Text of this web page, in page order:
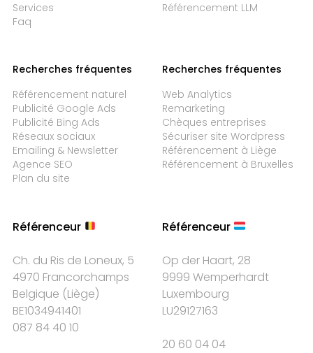
Services
Faq
Référencement LLM
Recherches fréquentes
Référencement naturel
Publicité Google Ads
Publicité Bing Ads
Réseaux sociaux
Emailing & Newsletter
Agence SEO
Plan du site
Recherches fréquentes
Web Analytics
Remarketing
Chèques entreprises
Sécuriser site Wordpress
Référencement à Liège
Référencement à Bruxelles
Référenceur
Ch. du Ris de Loneux, 5
4970 Francorchamps
Belgique (Liège)
BE1034941401
087 84 40 10
Référenceur
Op der Haart, 28
9999 Wemperhardt
Luxembourg
LU29127163
20 60 04 04